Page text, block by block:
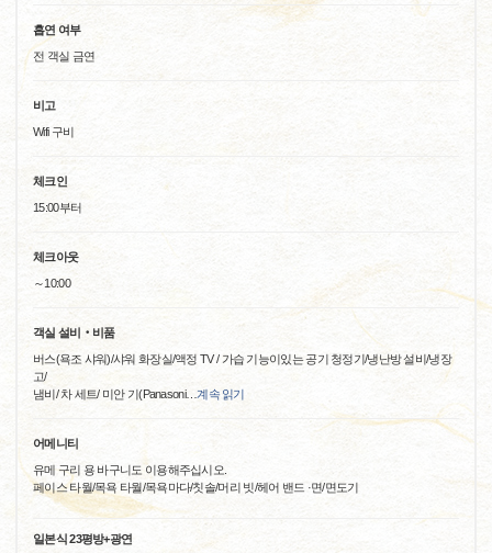
흡연 여부
전 객실 금연
비고
Wifi 구비
체크인
15:00부터
체크아웃
～10:00
객실 설비‧비품
버스(욕조 샤워)/샤워 화장실/액정 TV / 가습 기능이있는 공기 청정기/냉난방 설비/냉장
고/
냄비/ 차 세트/ 미안 기(Panasoni… 계속 읽기
어메니티
유메 구리 용 바구니도 이용해주십시오.
페이스 타월/목욕 타월/목욕마다/칫솔/머리 빗/헤어 밴드 ·면/면도기
일본식 23평방+광연